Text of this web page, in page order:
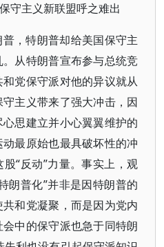
守主义新联盟呼之难出
，特朗普却给美国保守主
从特朗普宣布参与总统竞
党保守派对他的异议就从
主义带来了强大冲击，因
思建立并小心翼翼维护的
最原始也最具破坏性的冲
“反动”力量。事实上，观
朗普化”并非是因特朗普的
和党凝聚，而是因为党内
中的保守派也急于同特朗